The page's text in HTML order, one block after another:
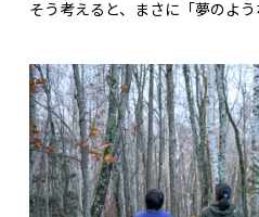
そう考えると、まさに「夢のよう